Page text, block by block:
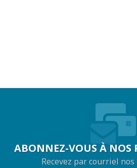
ABONNEZ-VOUS À
Recevez par courriel